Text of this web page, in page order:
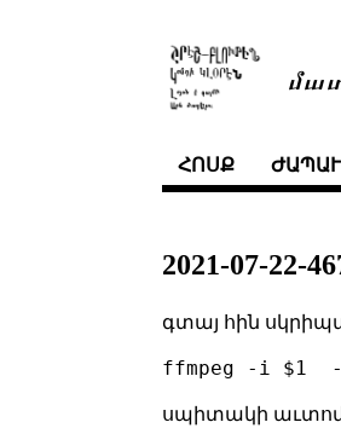
ՀՈՍՔ
2021-07-22-
գտայ հին
սպիտակի